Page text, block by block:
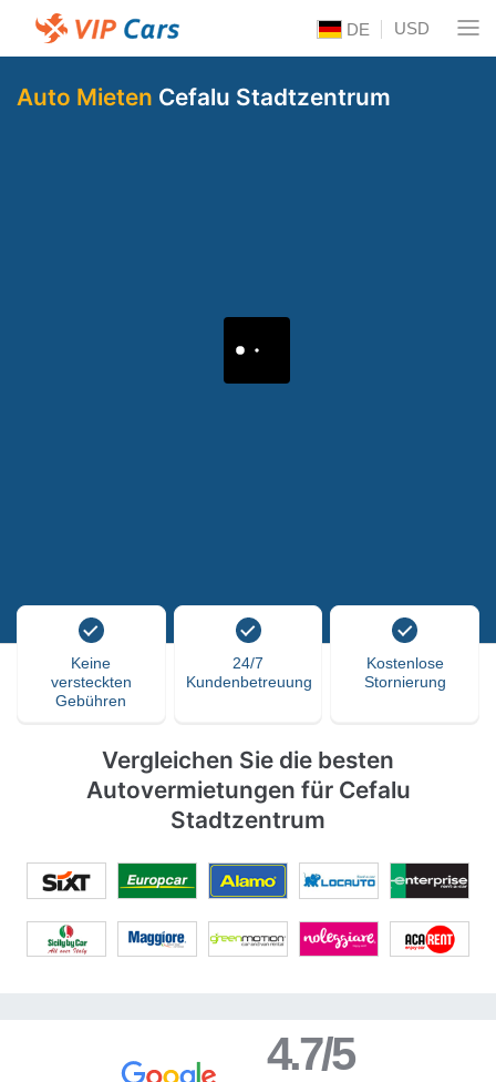
DE USD
Auto Mieten Cefalu Stadtzentrum
Keine
versteckten
Gebühren
24/7
Kundenbetreuung
Kostenlose
Stornierung
Vergleichen Sie die besten
Autovermietungen für Cefalu
Stadtzentrum
4.7/5